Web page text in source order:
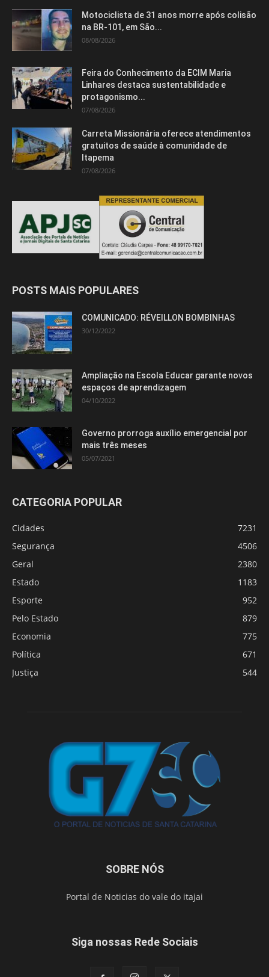
Motociclista de 31 anos morre após colisão
na BR-101, em São...
08/08/2026
Feira do Conhecimento da ECIM Maria
Linhares destaca sustentabilidade e
protagonismo...
07/08/2026
Carreta Missionária oferece atendimentos
gratuitos de saúde à comunidade de
Itapema
07/08/2026
POSTS MAIS POPULARES
COMUNICADO: RÉVEILLON BOMBINHAS
30/12/2022
Ampliação na Escola Educar garante novos
espaços de aprendizagem
04/10/2022
Governo prorroga auxílio emergencial por
mais três meses
05/07/2021
CATEGORIA POPULAR
Cidades
7231
Segurança
4506
Geral
2380
Estado
1183
Esporte
952
Pelo Estado
879
Economia
775
Política
671
Justiça
544
SOBRE NÓS
Portal de Noticias do vale do itajai
Siga nossas Rede Sociais
Isso vai fechar em15segundos